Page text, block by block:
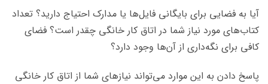
آیا به فضایی برای بایگانی فایل‌ها یا مدارک احتیاج دارید؟ تعداد
کتاب‌های مورد نیاز شما در اتاق کار خانگی چقدر است؟ فضای
کافی برای نگه‌داری از آن‌ها وجود دارد؟
پاسخ دادن به این موارد می‌تواند نیازهای شما از اتاق کار خانگی